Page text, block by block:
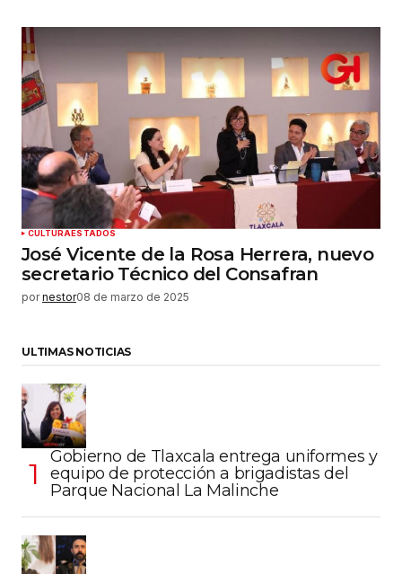
CULTURAESTADOS
José Vicente de la Rosa Herrera, nuevo
secretario Técnico del Consafran
por nestor08 de marzo de 2025
ULTIMAS NOTICIAS
Gobierno de Tlaxcala entrega uniformes y
equipo de protección a brigadistas del
Parque Nacional La Malinche